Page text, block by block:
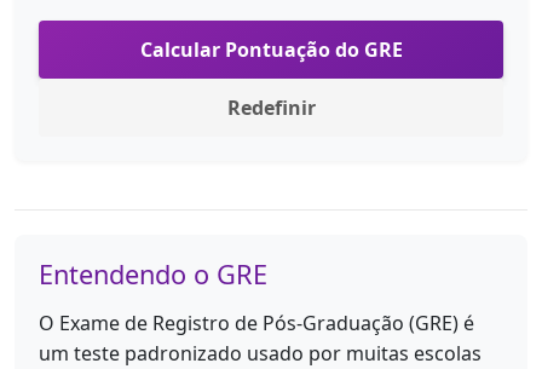
Calcular Pontuação do GRE
Redefinir
Entendendo o GRE
O Exame de Registro de Pós-Graduação (GRE) é
um teste padronizado usado por muitas escolas